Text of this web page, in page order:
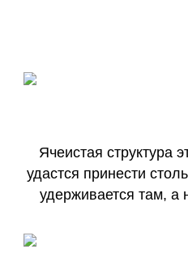
Ячеистая структура
удастся принести
удерживается там, а